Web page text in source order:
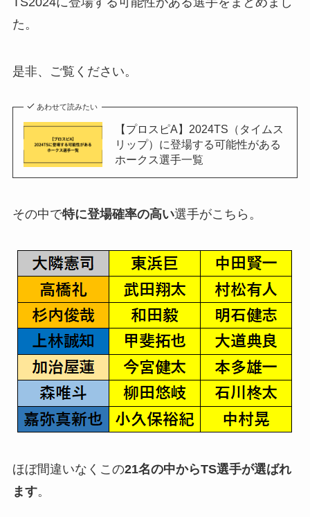
た。
是非、ご覧ください。
あわせて読みたい
【プロスピA】2024TS（タイムス
リップ）に登場する可能性がある
ホークス選手一覧
その中で特に登場確率の高い選手がこちら。
ほぼ間違いなくこの21名の中からTS選手が選ばれ
ます。